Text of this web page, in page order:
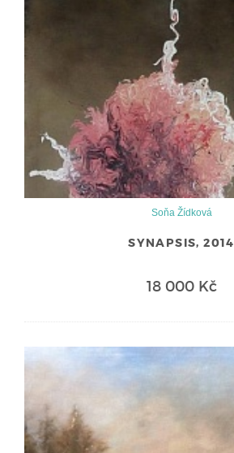
Soňa Žídková
SYNAPSIS, 2014
18 000 Kč